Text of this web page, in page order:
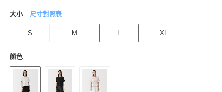
大小 尺寸對照表
S M L XL
顏色